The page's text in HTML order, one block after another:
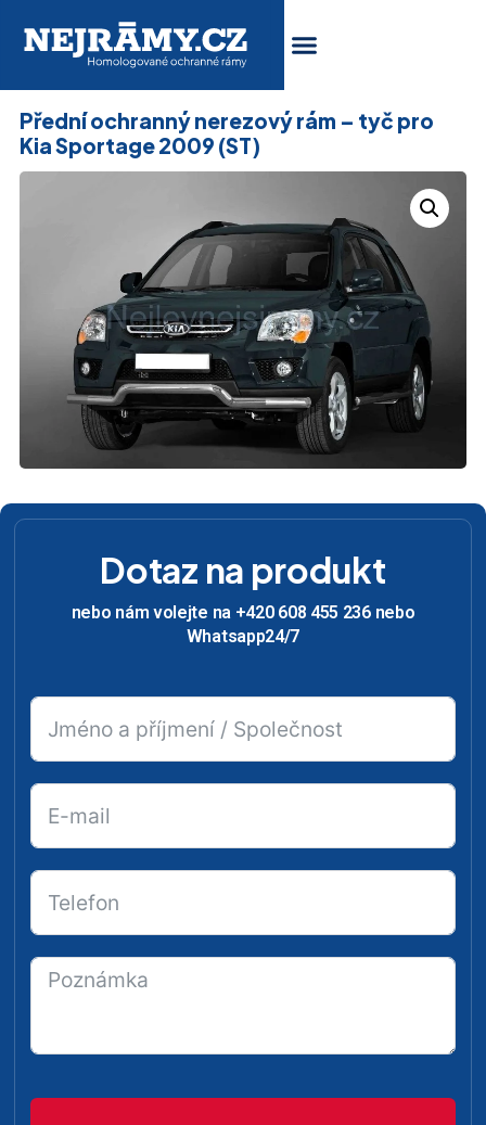
Přední ochranný nerezový rám – tyč pro
Kia Sportage 2009 (ST)
Dotaz na produkt
nebo nám volejte na +420 608 455 236 nebo
Whatsapp24/7